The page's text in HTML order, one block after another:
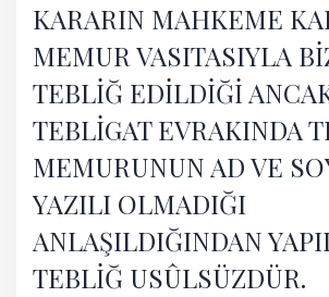
KARARIN MAHKEME
MEMUR VASITASIYLA
TEBLİĞ EDİLDİĞİ
TEBLİGAT EVRAKINDA
MEMURUNUN AD VE
YAZILI OLMADIĞI
ANLAŞILDIĞINDAN
TEBLİĞ USÛLSÜZDÜR.